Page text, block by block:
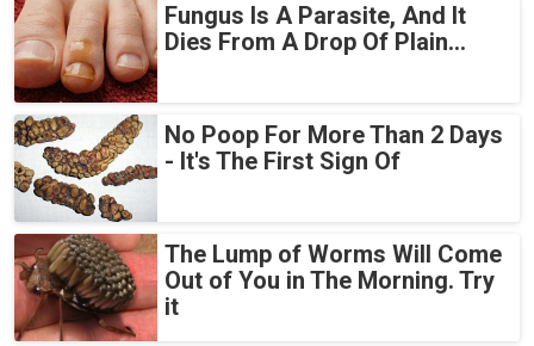
Fungus Is A Parasite, And It
Dies From A Drop Of Plain...
No Poop For More Than 2 Days
- It's The First Sign Of
The Lump of Worms Will Come
Out of You in The Morning. Try
it